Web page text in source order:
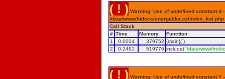
( ! ) Warning: Use of undefined constant
/data/www/htdocs/energetika.cz/
Call Stack
# Time Memory
Function
1
0.0004 379752 {main}( )
2
0.2491 519776 include('/data/www/
( ! ) Warning: Use of undefined constant